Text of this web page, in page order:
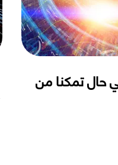
حال تمكنا من